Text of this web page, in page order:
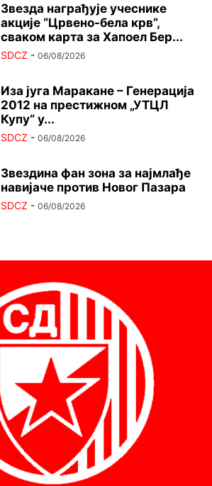
Звезда награђује учеснике
акције “Црвено-бела крв”,
сваком карта за Хапоел Бер...
SDCZ - 06/08/2026
Иза југа Маракане – Генерација
2012 на престижном „УТЦЛ
Купу“ у...
SDCZ - 06/08/2026
Звездина фан зона за најмлађе
навијаче против Новог Пазара
SDCZ - 06/08/2026